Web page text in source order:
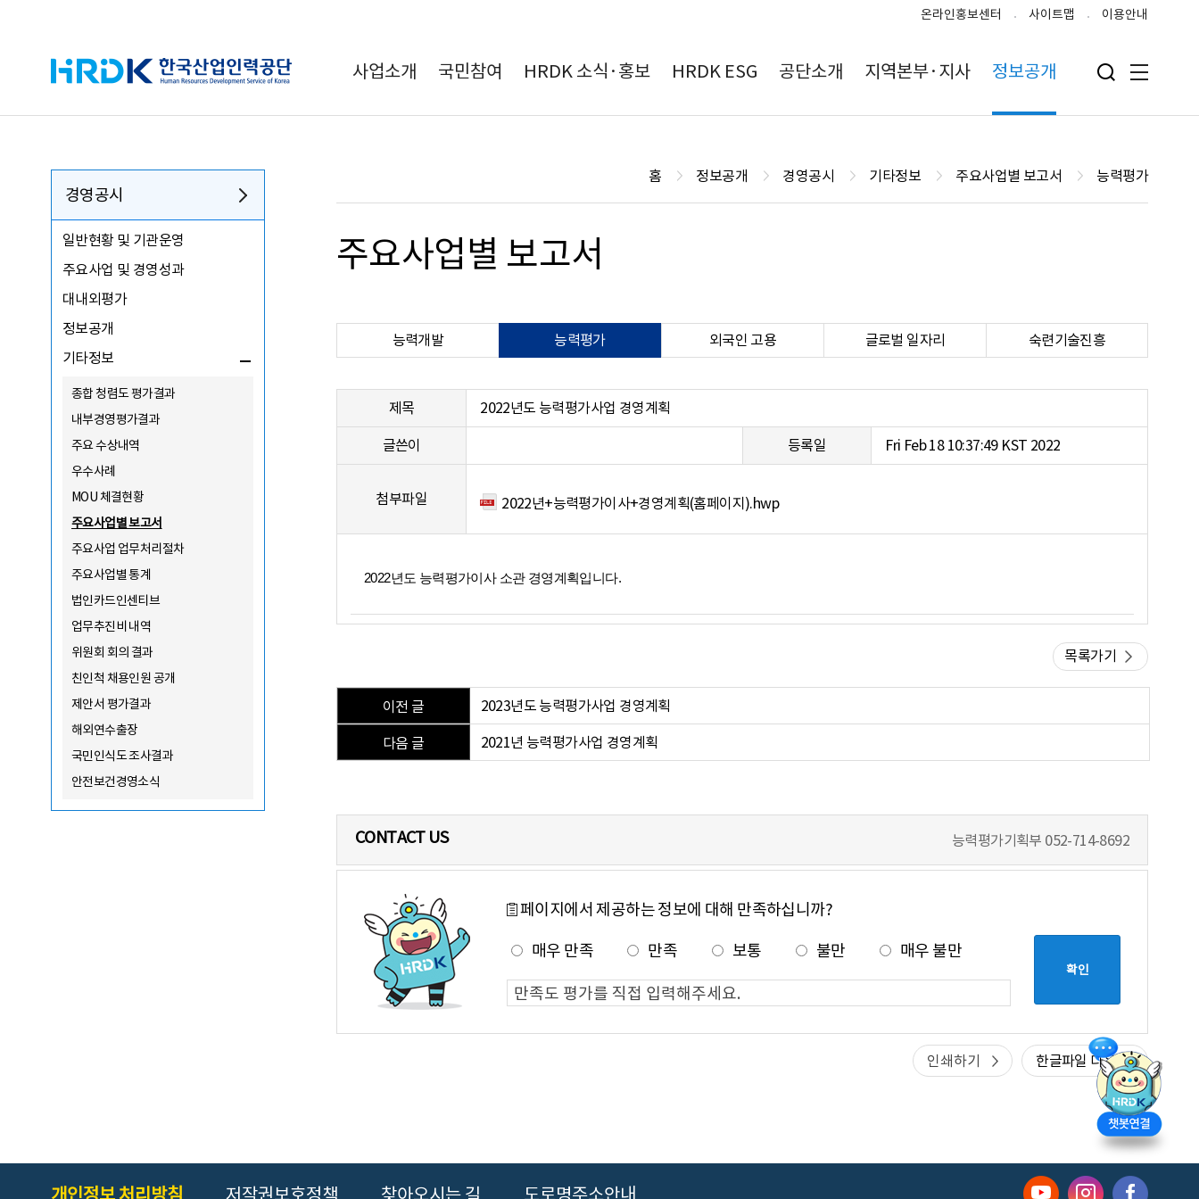
HRDK 한국산업인력공단
온라인홍보센터 사이트맵 이용안내
사업소개 국민참여 HRDK 소식·홍보 HRDK ESG 공단소개 지역본부·지사 정보공개 검색 입력폼 열기
전체메뉴
경영공시
일반현황 및 기관운영
주요사업 및 경영성과
대내외평가
정보공개
기타정보
종합 청렴도 평가결과
내부경영평가결과
주요 수상내역
우수사례
MOU 체결현황
주요사업별 보고서
주요사업 업무처리절차
주요사업별 통계
법인카드인센티브
업무추진비 내역
위원회 회의 결과
친인척 채용인원 공개
제안서 평가결과
해외연수출장
국민인식도 조사결과
안전보건경영소식
홈 정보공개 경영공시 기타정보 주요사업별 보고서 능력평가
주요사업별 보고서
능력개발 능력평가 외국인 고용 글로벌 일자리 숙련기술진흥
제목 2022년도 능력평가사업 경영계획
글쓴이 등록일 Fri Feb 18 10:37:49 KST 2022
첨부파일 2022년+능력평가이사+경영계획(홈페이지).hwp
2022년도 능력평가이사 소관 경영계획입니다.
목록가기
이전 글 2023년도 능력평가사업 경영계획
다음 글 2021년 능력평가사업 경영계획
CONTACT US 능력평가기획부 052-714-8692
페이지에서 제공하는 정보에 대해 만족하십니까?
매우 만족
만족 보통 불만 매우 불만
한글파일 다운
인쇄하기